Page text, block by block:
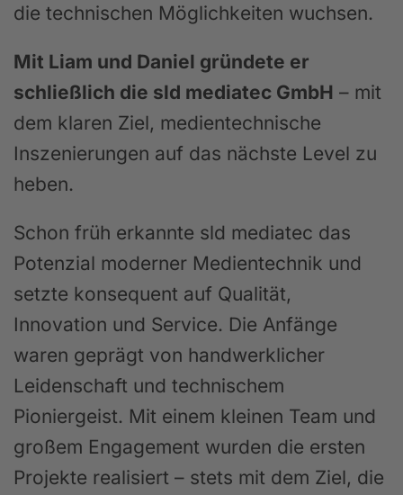
die technischen Möglichkeiten wuchsen.
Mit Liam und Daniel gründete er
schließlich die sld mediatec GmbH – mit
dem klaren Ziel, medientechnische
Inszenierungen auf das nächste Level zu
heben.
Schon früh erkannte sld mediatec das
Potenzial moderner Medientechnik und
setzte konsequent auf Qualität,
Innovation und Service. Die Anfänge
waren geprägt von handwerklicher
Leidenschaft und technischem
Pioniergeist. Mit einem kleinen Team und
großem Engagement wurden die ersten
Projekte realisiert – stets mit dem Ziel, die